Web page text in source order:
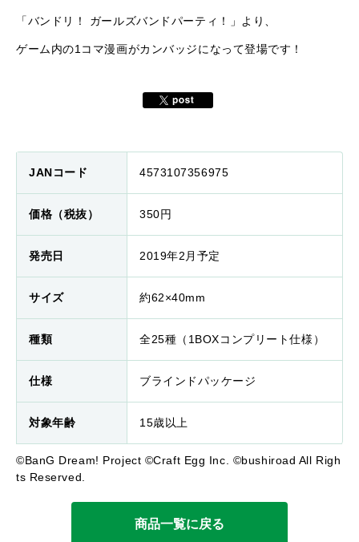
「バンドリ！ ガールズバンドパーティ！」より、
ゲーム内の1コマ漫画がカンバッジになって登場です！
JANコード 4573107356975
価格（税抜） 350円
発売日 2019年2月予定
サイズ 約62×40mm
種類 全25種（1BOXコンプリート仕様）
仕様 ブラインドパッケージ
対象年齢 15歳以上
©BanG Dream! Project ©Craft Egg Inc. ©bushiroad All Righ
ts Reserved.
商品一覧に戻る